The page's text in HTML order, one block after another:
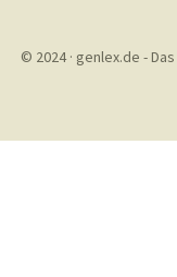
© 2024 · genlex.de -